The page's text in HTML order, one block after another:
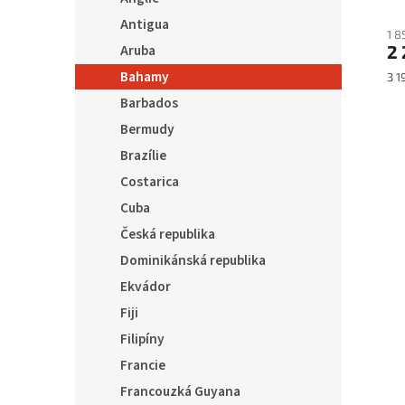
Antigua
Aruba
Bahamy
Barbados
Bermudy
Brazílie
Costarica
Cuba
Česká republika
Dominikánská republika
Ekvádor
Fiji
Filipíny
Francie
Francouzká Guyana
1
2
3